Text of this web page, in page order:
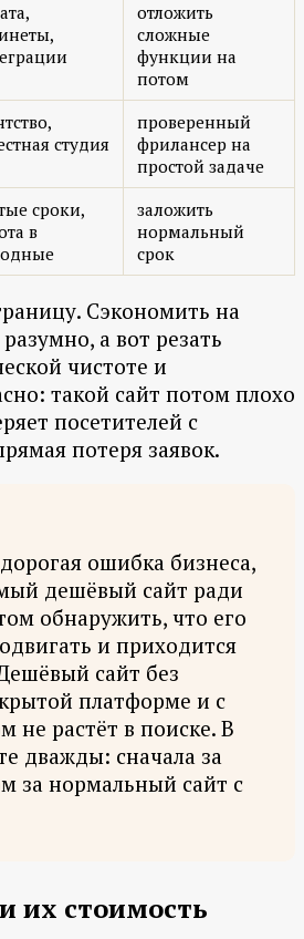
отложить
сложные
функции на
потом
студия
проверенный
фрилансер на
простой задаче
сроки,
в
заложить
нормальный
срок
Сэкономить на
а вот резать
чистоте и
такой сайт потом плохо
посетителей с
потеря заявок.
ошибка бизнеса,
дешёвый сайт ради
обнаружить, что его
и приходится
сайт без
платформе и с
не растёт в поиске. В
дважды: сначала за
за нормальный сайт с
их стоимость